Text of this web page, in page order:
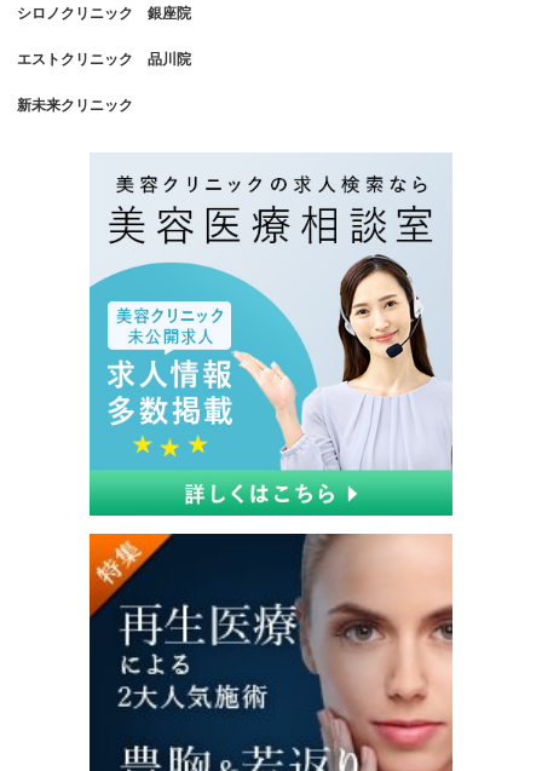
シロノクリニック 銀座院
エストクリニック 品川院
新未来クリニック